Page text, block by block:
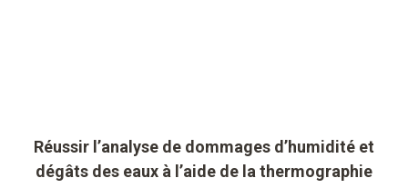
Réussir l’analyse de dommages d’humidité et
dégâts des eaux à l’aide de la thermographie